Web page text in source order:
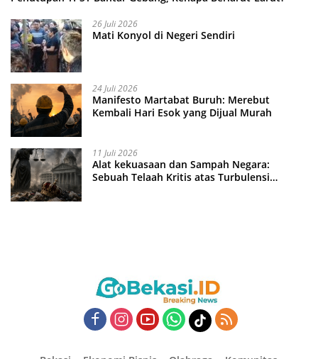
26 Juli 2026
Mati Konyol di Negeri Sendiri
24 Juli 2026
Manifesto Martabat Buruh: Merebut
Kembali Hari Esok yang Dijual Murah
11 Juli 2026
Alat kekuasaan dan Sampah Negara:
Sebuah Telaah Kritis atas Turbulensi